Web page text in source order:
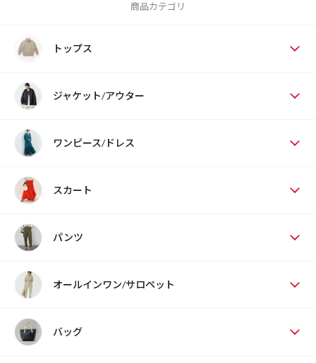
商品カテゴリ
トップス
ジャケット/アウター
ワンピース/ドレス
スカート
パンツ
オールインワン/サロペット
バッグ